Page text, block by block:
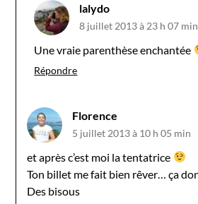
lalydo
8 juillet 2013 à 23 h 07 min
Une vraie parenthèse enchantée
Répondre
Florence
5 juillet 2013 à 10 h 05 min
et après c’est moi la tentatrice
Ton billet me fait bien rêver… ça
Des bisous